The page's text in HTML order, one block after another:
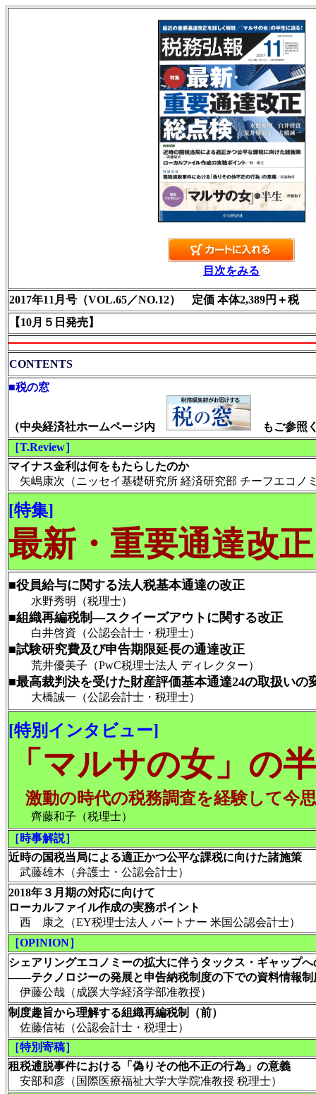
目次をみる
2017年11月号（VOL.65／NO.12） 定価 本体2,389円＋税
【10月５日発売】
CONTENTS
■税の窓
（中央経済社ホームページ内
もご参照
［T.Review］
マイナス金利は何をもたらしたのか
矢嶋康次（ニッセイ基礎研究所 経済研究部 チーフエコノ
[特集]
最新・重要通達改
■役員給与に関する法人税基本通達の改正
水野秀明（税理士）
■組織再編税制―スクイーズアウトに関する改正
白井啓資（公認会計士・税理士）
■試験研究費及び申告期限延長の通達改正
荒井優美子（PwC税理士法人 ディレクター）
■最高裁判決を受けた財産評価基本通達24の取扱いの
大橋誠一（公認会計士・税理士）
[特別インタビュー]
「マルサの女」 の
激動の時代の税務調査を経験して今
齊藤和子（税理士）
［時事解説］
近時の国税当局による適正かつ公平な課税に向けた諸施策
武藤雄木（弁護士・公認会計士）
2018年３月期の対応に向けて
ローカルファイル作成の実務ポイント
西 康之（EY税理士法人 パートナー 米国公認会計士）
［OPINION］
シェアリングエコノミーの拡大に伴うタックス・ギャップ
――テクノロジーの発展と申告納税制度の下での資料情報制
伊藤公哉（成蹊大学経済学部准教授）
制度趣旨から理解する組織再編税制（前）
佐藤信祐（公認会計士・税理士）
［特別寄稿］
租税逋脱事件における「偽りその他不正の行為」の意義
安部和彦（国際医療福祉大学大学院准教授 税理士）